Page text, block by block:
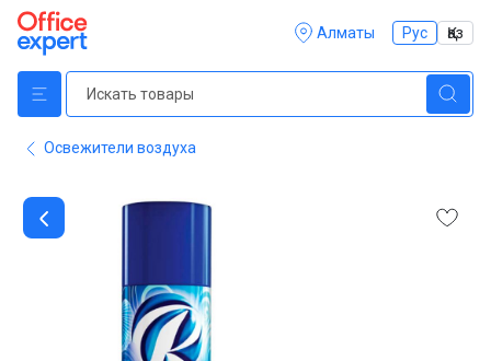
Алматы Рус Қаз
Освежители воздуха